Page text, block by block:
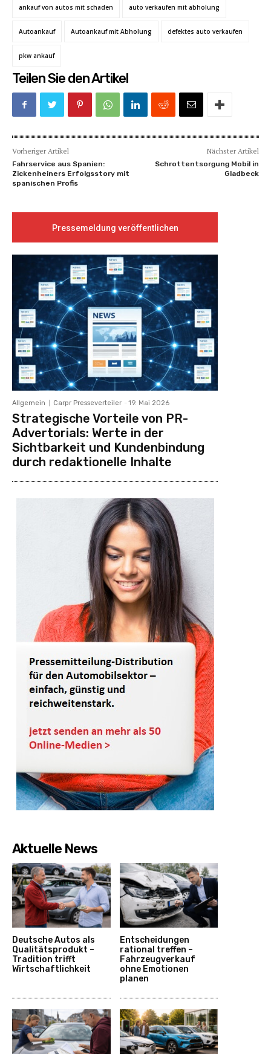
ankauf von autos mit schaden auto verkaufen mit abholung
Autoankauf Autoankauf mit Abholung defektes auto verkaufen
pkw ankauf
Teilen Sie den Artikel
Vorheriger Artikel
Fahrservice aus Spanien:
Zickenheiners Erfolgsstory mit
spanischen Profis
Nächster Artikel
Schrottentsorgung Mobil in
Gladbeck
Pressemeldung veröffentlichen
Allgemein Carpr Presseverteiler - 19. Mai 2026
Strategische Vorteile von PR-
Advertorials: Werte in der
Sichtbarkeit und Kundenbindung
durch redaktionelle Inhalte
Aktuelle News
Deutsche Autos als
Qualitätsprodukt –
Tradition trifft
Wirtschaftlichkeit
Entscheidungen
rational treffen –
Fahrzeugverkauf
ohne Emotionen
planen